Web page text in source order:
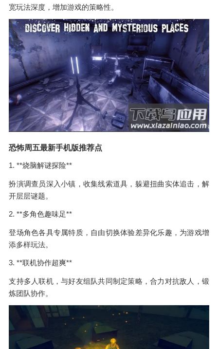
宽玩法深度，增加游戏的策略性。
恐怖周五最新手机版推荐点
1. **烧脑解谜探险**
扮演调查员深入小镇，收集线索道具，躲避扭曲实体追击，解
开层层谜题。
2. **多角色趣味足**
登场角色各具专属特质，自由切换体验差异化乐趣，为游戏增
添多样玩法。
3. **联机协作超爽**
支持多人联机，与好友组队共同制定策略，合力对抗敌人，锻
炼团队协作。